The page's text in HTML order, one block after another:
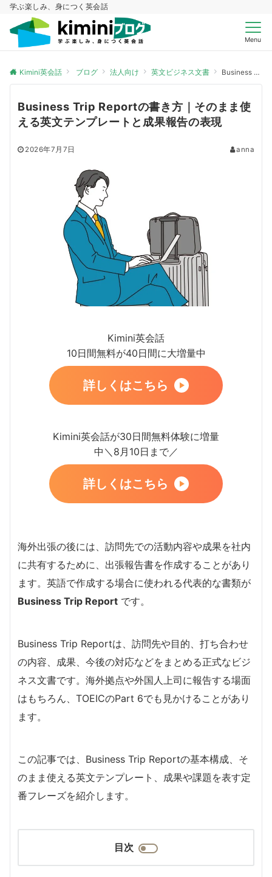
学ぶ楽しみ、身につく英会話
Menu
Kimini英会話 ブログ 法人向け 英文ビジネス文書 Business Trip Reportの書き方｜そのまま使える英文テンプレートと成果報告の表現
Business Trip Reportの書き方｜そのまま使
える英文テンプレートと成果報告の表現
2026年7月7日 anna
Kimini英会話
10日間無料が40日間に大増量中
詳しくはこちら
Kimini英会話が30日間無料体験に増量
中＼8月10日まで／
詳しくはこちら
海外出張の後には、訪問先での活動内容や成果を社内
に共有するために、出張報告書を作成することがあり
ます。英語で作成する場合に使われる代表的な書類が
Business Trip Report です。
Business Trip Reportは、訪問先や目的、打ち合わせ
の内容、成果、今後の対応などをまとめる正式なビジ
ネス文書です。海外拠点や外国人上司に報告する場面
はもちろん、TOEICのPart 6でも見かけることがあり
ます。
この記事では、Business Trip Reportの基本構成、そ
のまま使える英文テンプレート、成果や課題を表す定
番フレーズを紹介します。
目次